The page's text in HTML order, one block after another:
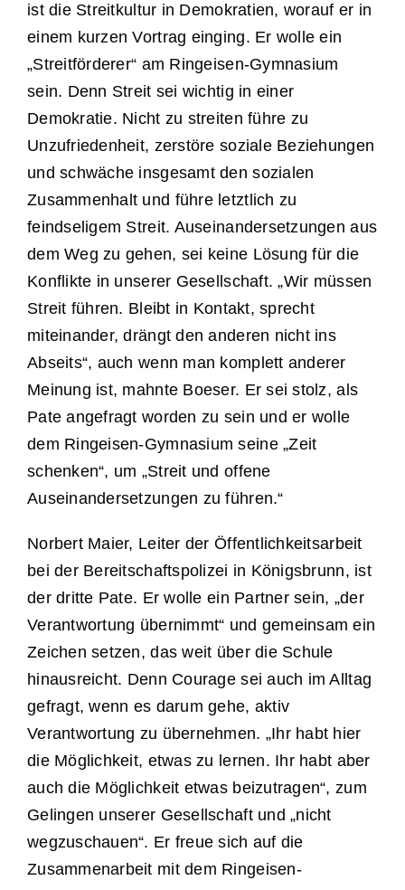
ist die Streitkultur in Demokratien, worauf er in
einem kurzen Vortrag einging. Er wolle ein
„Streitförderer“ am Ringeisen-Gymnasium
sein. Denn Streit sei wichtig in einer
Demokratie. Nicht zu streiten führe zu
Unzufriedenheit, zerstöre soziale Beziehungen
und schwäche insgesamt den sozialen
Zusammenhalt und führe letztlich zu
feindseligem Streit. Auseinandersetzungen aus
dem Weg zu gehen, sei keine Lösung für die
Konflikte in unserer Gesellschaft. „Wir müssen
Streit führen. Bleibt in Kontakt, sprecht
miteinander, drängt den anderen nicht ins
Abseits“, auch wenn man komplett anderer
Meinung ist, mahnte Boeser. Er sei stolz, als
Pate angefragt worden zu sein und er wolle
dem Ringeisen-Gymnasium seine „Zeit
schenken“, um „Streit und offene
Auseinandersetzungen zu führen.“
Norbert Maier, Leiter der Öffentlichkeitsarbeit
bei der Bereitschaftspolizei in Königsbrunn, ist
der dritte Pate. Er wolle ein Partner sein, „der
Verantwortung übernimmt“ und gemeinsam ein
Zeichen setzen, das weit über die Schule
hinausreicht. Denn Courage sei auch im Alltag
gefragt, wenn es darum gehe, aktiv
Verantwortung zu übernehmen. „Ihr habt hier
die Möglichkeit, etwas zu lernen. Ihr habt aber
auch die Möglichkeit etwas beizutragen“, zum
Gelingen unserer Gesellschaft und „nicht
wegzuschauen“. Er freue sich auf die
Zusammenarbeit mit dem Ringeisen-